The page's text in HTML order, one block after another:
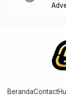
BerandaContact